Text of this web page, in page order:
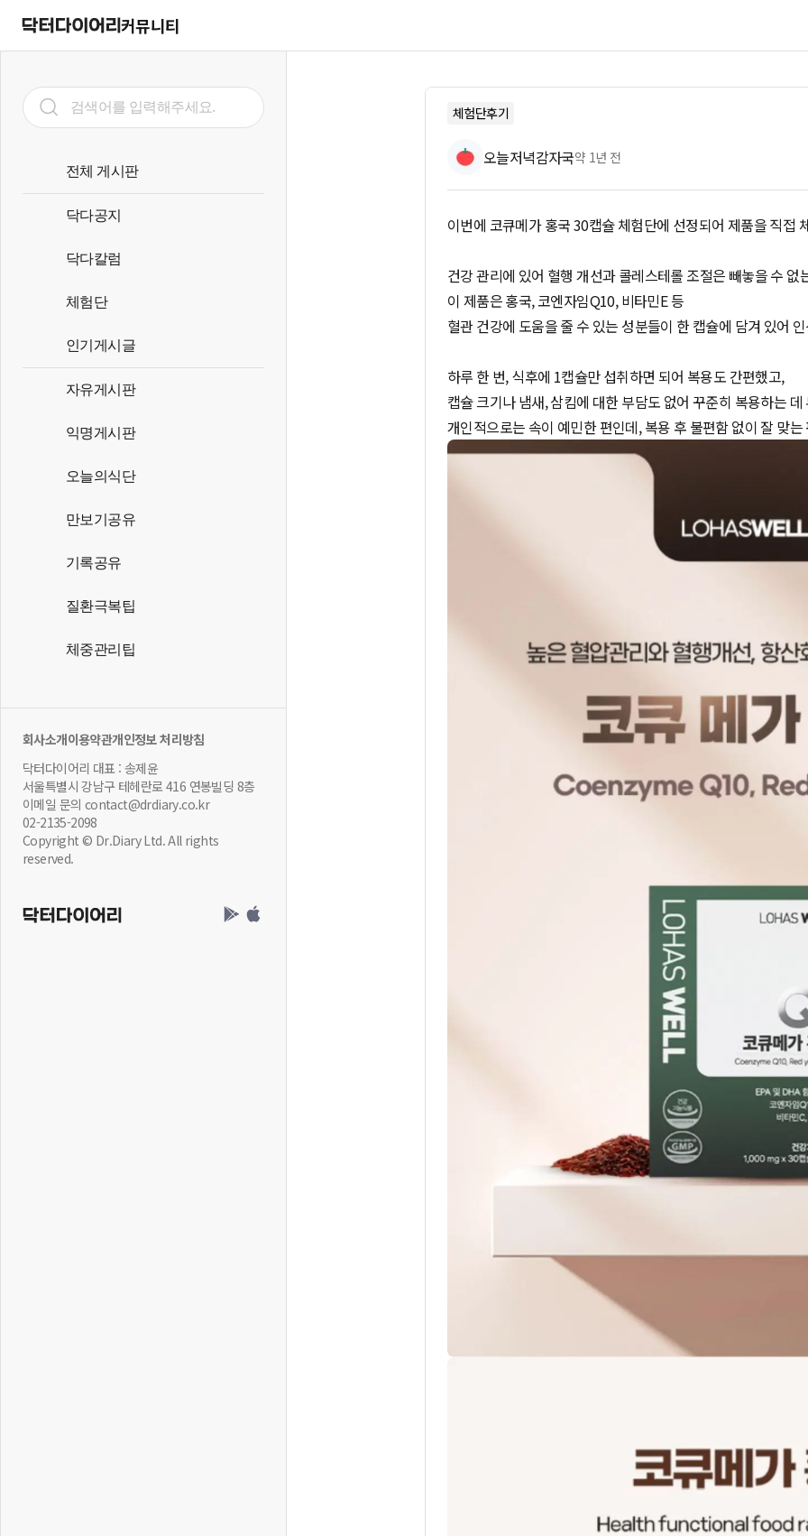
커뮤니티
전체 게시판
닥다공지
닥다칼럼
체험단
인기게시글
자유게시판
익명게시판
오늘의식단
만보기공유
기록공유
질환극복팁
체중관리팁
회사소개이용약관개인정보 처리방침
닥터다이어리 대표 : 송제윤
서울특별시 강남구 테헤란로 416 연봉빌딩 8층
이메일 문의 contact@drdiary.co.kr
02-2135-2098
Copyright © Dr.Diary Ltd. All rights
reserved.
체험단후기
오늘저녁감자국약 1년 전
이번에 코큐메가 홍국 30캡슐 체험단에 선정되어 제품을 직접
건강 관리에 있어 혈행 개선과 콜레스테롤 조절은 빼놓을 수 없
이 제품은 홍국, 코엔자임Q10, 비타민E 등
혈관 건강에 도움을 줄 수 있는 성분들이 한 캡슐에 담겨 있어
하루 한 번, 식후에 1캡슐만 섭취하면 되어 복용도 간편했고,
캡슐 크기나 냄새, 삼킴에 대한 부담도 없어 꾸준히 복용하는
개인적으로는 속이 예민한 편인데, 복용 후 불편함 없이 잘 맞